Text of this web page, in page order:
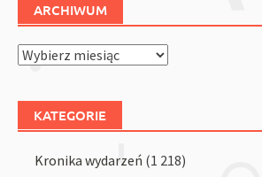
ARCHIWUM
Archiwum
KATEGORIE
Kronika wydarzeń (1 218)